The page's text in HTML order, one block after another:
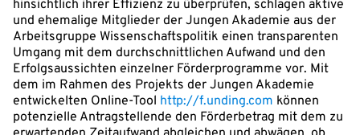
hinsichtlich ihrer Effizienz zu überprüfen, schlagen aktive
und ehemalige Mitglieder der Jungen Akademie aus der
Arbeitsgruppe Wissenschaftspolitik einen transparenten
Umgang mit dem durchschnittlichen Aufwand und den
Erfolgsaussichten einzelner Förderprogramme vor. Mit
dem im Rahmen des Projekts der Jungen Akademie
entwickelten Online-Tool http://f.unding.com können
potenzielle Antragstellende den Förderbetrag mit dem zu